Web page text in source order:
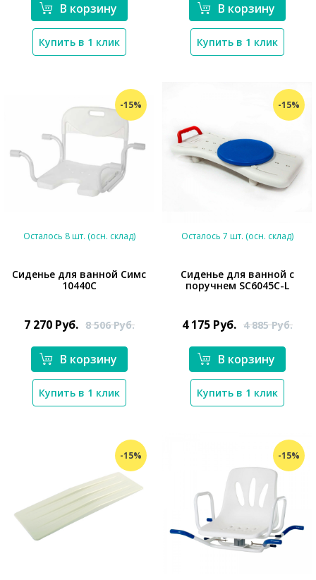
В корзину
Купить в 1 клик
В корзину
Купить в 1 клик
-15%
*}
Осталось 8 шт. (осн. склад)
Сиденье для ванной Симс
10440C
7 270 Руб. 8 506Руб.
В корзину
Купить в 1 клик
-15%
Осталось 7 шт. (осн. склад)
Сиденье для ванной с
поручнем SC6045C-L
4 175 Руб. 4 885Руб.
В корзину
Купить в 1 клик
-15% -15%